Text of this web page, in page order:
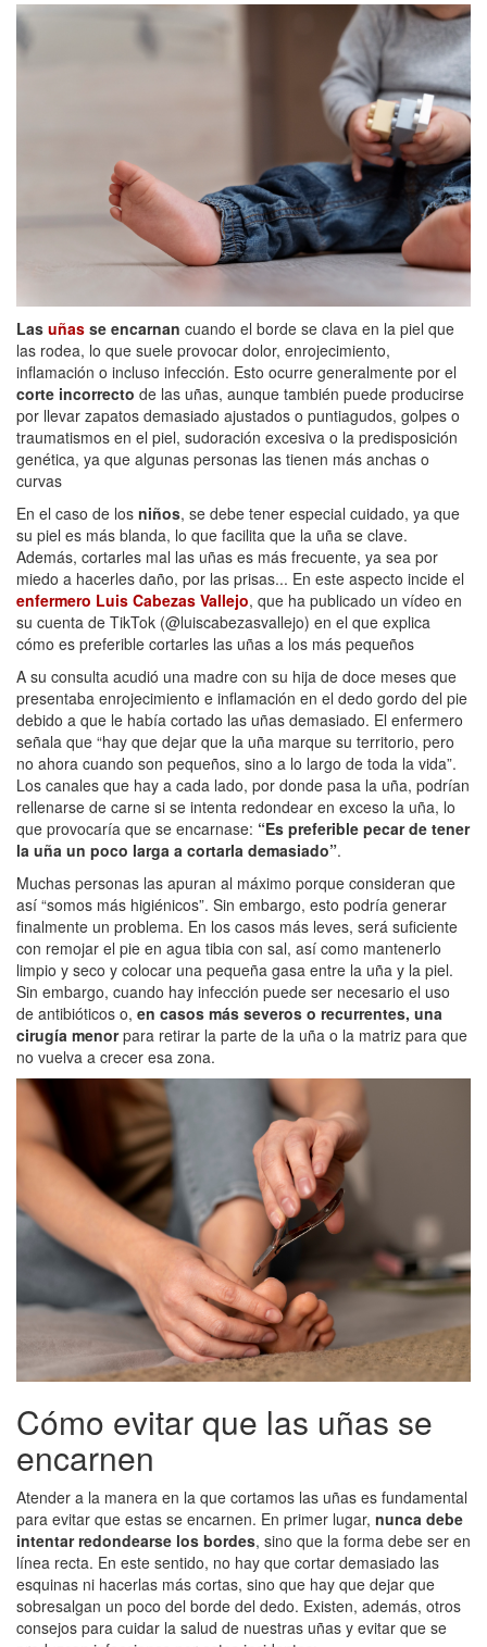
Las uñas se encarnan cuando el borde se clava en la piel que
las rodea, lo que suele provocar dolor, enrojecimiento,
inflamación o incluso infección. Esto ocurre generalmente por el
corte incorrecto de las uñas, aunque también puede producirse
por llevar zapatos demasiado ajustados o puntiagudos, golpes o
traumatismos en el piel, sudoración excesiva o la predisposición
genética, ya que algunas personas las tienen más anchas o
curvas
En el caso de los niños, se debe tener especial cuidado, ya que
su piel es más blanda, lo que facilita que la uña se clave.
Además, cortarles mal las uñas es más frecuente, ya sea por
miedo a hacerles daño, por las prisas... En este aspecto incide el
enfermero Luis Cabezas Vallejo, que ha publicado un vídeo en
su cuenta de TikTok (@luiscabezasvallejo) en el que explica
cómo es preferible cortarles las uñas a los más pequeños
A su consulta acudió una madre con su hija de doce meses que
presentaba enrojecimiento e inflamación en el dedo gordo del pie
debido a que le había cortado las uñas demasiado. El enfermero
señala que “hay que dejar que la uña marque su territorio, pero
no ahora cuando son pequeños, sino a lo largo de toda la vida”.
Los canales que hay a cada lado, por donde pasa la uña, podrían
rellenarse de carne si se intenta redondear en exceso la uña, lo
que provocaría que se encarnase: “Es preferible pecar de tener
la uña un poco larga a cortarla demasiado”.
Muchas personas las apuran al máximo porque consideran que
así “somos más higiénicos”. Sin embargo, esto podría generar
finalmente un problema. En los casos más leves, será suficiente
con remojar el pie en agua tibia con sal, así como mantenerlo
limpio y seco y colocar una pequeña gasa entre la uña y la piel.
Sin embargo, cuando hay infección puede ser necesario el uso
de antibióticos o, en casos más severos o recurrentes, una
cirugía menorpara retirar la parte de la uña o la matriz para que
no vuelva a crecer esa zona.
Cómo evitar que las uñas se
encarnen
Atender a la manera en la que cortamos las uñas es fundamental
para evitar que estas se encarnen. En primer lugar, nunca debe
intentar redondearse los bordes, sino que la forma debe ser en
línea recta. En este sentido, no hay que cortar demasiado las
esquinas ni hacerlas más cortas, sino que hay que dejar que
sobresalgan un poco del borde del dedo. Existen, además, otros
consejos para cuidar la salud de nuestras uñas y evitar que se